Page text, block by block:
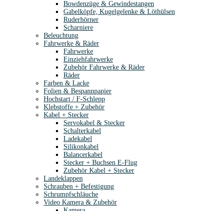
Bowdenzüge & Gewindestangen
Gabelköpfe, Kugelgelenke & Löthülsen
Ruderhörner
Scharniere
Beleuchtung
Fahrwerke & Räder
Fahrwerke
Einziehfahrwerke
Zubehör Fahrwerke & Räder
Räder
Farben & Lacke
Folien & Bespannpapier
Hochstart / F-Schlepp
Klebstoffe + Zubehör
Kabel + Stecker
Servokabel & Stecker
Schalterkabel
Ladekabel
Silikonkabel
Balancerkabel
Stecker + Buchsen E-Flug
Zubehör Kabel + Stecker
Landeklappen
Schrauben + Befestigung
Schrumpfschläuche
Video Kamera & Zubehör